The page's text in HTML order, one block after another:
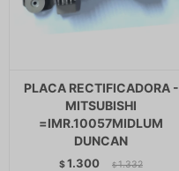
PLACA RECTIFICADORA -
MITSUBISHI
=IMR.10057MIDLUM
DUNCAN
$1.300 $ 1.332